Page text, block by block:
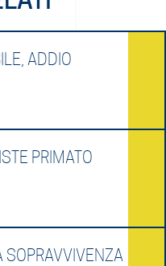
ADDIO
PRIMATO
SOPRAVVIVENZA